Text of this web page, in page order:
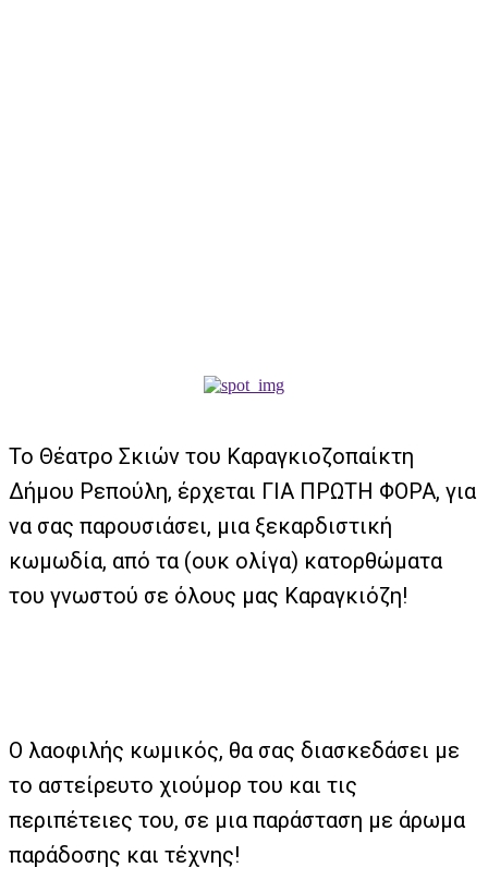
To Θέατρο Σκιών του Καραγκιοζοπαίκτη
Δήμου Ρεπούλη, έρχεται ΓΙΑ ΠΡΩΤΗ ΦΟΡΑ, για
να σας παρουσιάσει, μια ξεκαρδιστική
κωμωδία, από τα (ουκ ολίγα) κατορθώματα
του γνωστού σε όλους μας Καραγκιόζη!
Ο λαοφιλής κωμικός, θα σας διασκεδάσει με
το αστείρευτο χιούμορ του και τις
περιπέτειες του, σε μια παράσταση με άρωμα
παράδοσης και τέχνης!